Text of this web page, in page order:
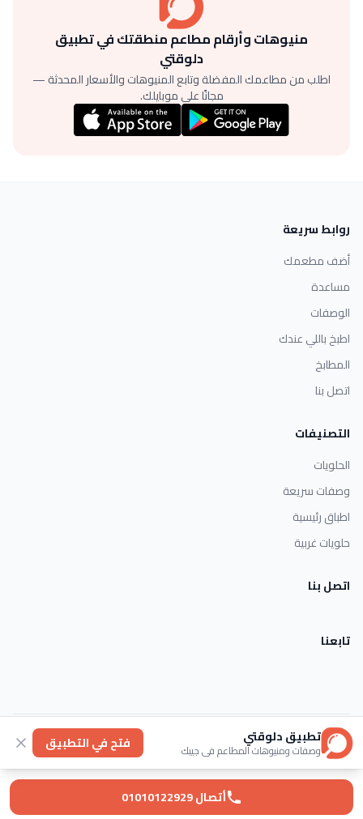
منيوهات وأرقام مطاعم منطقتك في تطبيق
دلوقتي
اطلب من مطاعمك المفضلة وتابع المنيوهات والأسعار المحدثة —
مجانًا على موبايلك.
أتصال 01010122929
روابط سريعة
أضف مطعمك
مساعدة
الوصفات
اطبخ باللي عندك
المطابخ
اتصل بنا
التصنيفات
الحلويات
وصفات سريعة
اطباق رئيسية
حلويات غربية
اتصل بنا
تابعنا
خصوصية عنا
© 2026 Dlwaqty. جميع الحقوق محفوظة.
Powered byGAIT
تطبيق دلوقتي
وصفات ومنيوهات المطاعم في جيبك فتح في التطبيق